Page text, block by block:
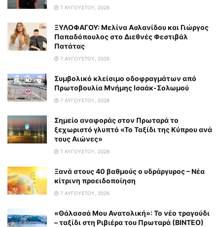
7 ΑΥΓΟΎΣΤΟΥ, 2026
ΞΥΛΟΦΑΓΟΥ: Μελίνα Ασλανίδου και Γιώργος
Παπαδόπουλος στο Διεθνές Φεστιβάλ
Πατάτας
7 ΑΥΓΟΎΣΤΟΥ, 2026
Συμβολικό κλείσιμο οδοφραγμάτων από
Πρωτοβουλία Μνήμης Ισαάκ-Σολωμού
7 ΑΥΓΟΎΣΤΟΥ, 2026
Σημείο αναφοράς στον Πρωταρά το
ξεχωριστό γλυπτό «Το Ταξίδι της Κύπρου ανά
τους Αιώνες»
7 ΑΥΓΟΎΣΤΟΥ, 2026
Ξανά στους 40 βαθμούς ο υδράργυρος – Νέα
κίτρινη προειδοποίηση
7 ΑΥΓΟΎΣΤΟΥ, 2026
«Θάλασσά Μου Ανατολική»: Το νέο τραγούδι
– ταξίδι στη Ριβιέρα του Πρωταρά (ΒΙΝΤΕΟ)